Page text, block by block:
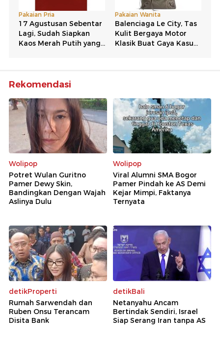
Rekomendasi
Wolipop
Potret Wulan Guritno
Pamer Dewy Skin,
Bandingkan Dengan Wajah
Aslinya Dulu
Wolipop
Viral Alumni SMA Bogor
Pamer Pindah ke AS Demi
Kejar Mimpi, Faktanya
Ternyata
detikProperti
Rumah Sarwendah dan
Ruben Onsu Terancam
Disita Bank
detikBali
Netanyahu Ancam
Bertindak Sendiri, Israel
Siap Serang Iran tanpa AS